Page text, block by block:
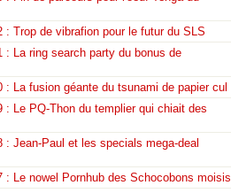
: Trop de vibrafion pour le futur du SLS
: La ring search party du bonus de
: La fusion géante du tsunami de papier cul
: Le PQ-Thon du templier qui chiait des
: Jean-Paul et les specials mega-deal
: Le nowel Pornhub des Schocobons moisis